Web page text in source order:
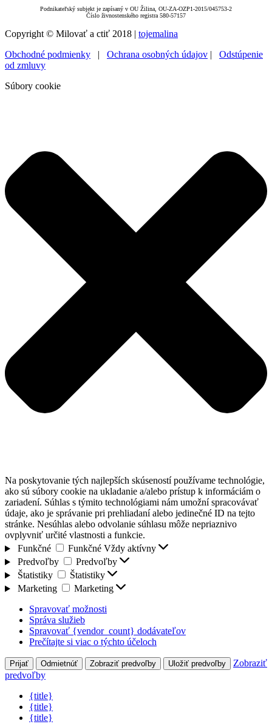
Podnikateľský subjekt je zapísaný v OU Žilina, OU-ZA-OZP1-2015/045753-2
Číslo živnostenského registra 580-57157
Copyright © Milovať a ctiť 2018 | tojemalina
Obchodné podmienky | Ochrana osobných údajov | Odstúpenie
od zmluvy
Súbory cookie
Na poskytovanie tých najlepších skúseností používame technológie,
ako sú súbory cookie na ukladanie a/alebo prístup k informáciám o
zariadení. Súhlas s týmito technológiami nám umožní spracovávať
údaje, ako je správanie pri prehliadaní alebo jedinečné ID na tejto
stránke. Nesúhlas alebo odvolanie súhlasu môže nepriaznivo
ovplyvniť určité vlastnosti a funkcie.
Funkčné
Funkčné Vždy aktívny
Predvoľby
Predvoľby
Štatistiky
Štatistiky
Marketing
Marketing
Spravovať možnosti
Správa služieb
Spravovať {vendor_count} dodávateľov
Prečítajte si viac o týchto účeloch
Prijať Odmietnúť Zobraziť predvoľby Uložiť predvoľby
Zobraziť
predvoľby
{title}
{title}
{title}